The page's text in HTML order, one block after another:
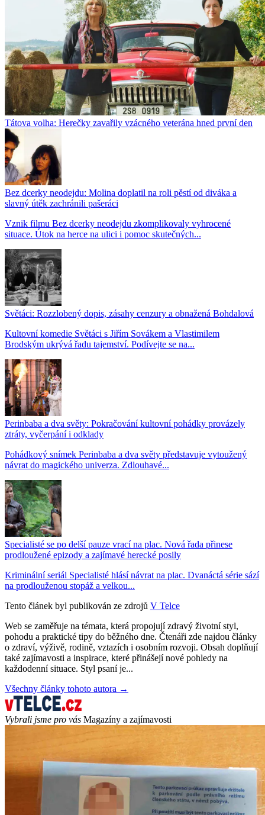
Tátova volha: Herečky zavařily vzácného veterána hned první den
Bez dcerky neodejdu: Molina doplatil na roli pěstí od diváka a
slavný útěk zachránili pašeráci
Vznik filmu Bez dcerky neodejdu zkomplikovaly vyhrocené
situace. Útok na herce na ulici i pomoc skutečných...
Světáci: Rozzlobený dopis, zásahy cenzury a obnažená Bohdalová
Kultovní komedie Světáci s Jiřím Sovákem a Vlastimilem
Brodským ukrývá řadu tajemství. Podívejte se na...
Perinbaba a dva světy: Pokračování kultovní pohádky provázely
ztráty, vyčerpání i odklady
Pohádkový snímek Perinbaba a dva světy představuje vytoužený
návrat do magického univerza. Zdlouhavé...
Specialisté se po delší pauze vrací na plac. Nová řada přinese
prodloužené epizody a zajímavé herecké posily
Kriminální seriál Specialisté hlásí návrat na plac. Dvanáctá série sází
na prodlouženou stopáž a velkou...
Tento článek byl publikován ze zdrojů V Telce
Web se zaměřuje na témata, která propojují zdravý životní styl,
pohodu a praktické tipy do běžného dne. Čtenáři zde najdou články
o zdraví, výživě, rodině, vztazích i osobním rozvoji. Obsah doplňují
také zajímavosti a inspirace, které přinášejí nové pohledy na
každodenní situace. Styl psaní je...
Všechny články tohoto autora →
Vybrali jsme pro vás Magazíny a zajímavosti